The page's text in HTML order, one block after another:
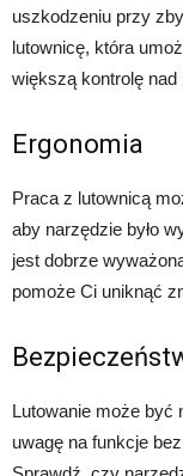
uszkodzeniu przy
lutownicę, która
większą kontrolę
Ergonomia
Praca z lutownicą
aby narzędzie było
jest dobrze
pomoże Ci uniknąć
Lutowanie może być
uwagę na funkcje